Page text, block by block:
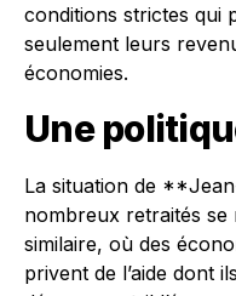
conditions strictes qui
seulement leurs
économies.
Une
La situation de
nombreux retraités
similaire, où des
privent de l’aide dont